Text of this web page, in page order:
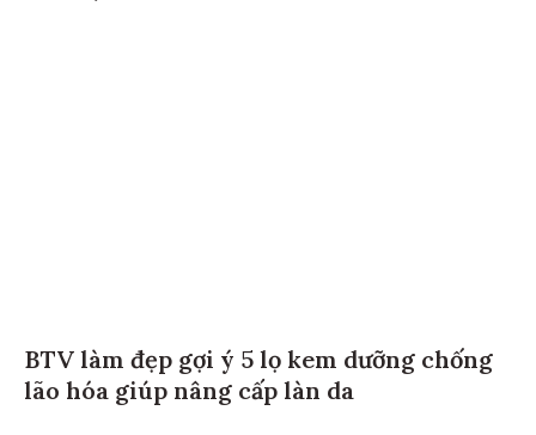
BTV làm đẹp gợi ý 5 lọ kem dưỡng chống
lão hóa giúp nâng cấp làn da